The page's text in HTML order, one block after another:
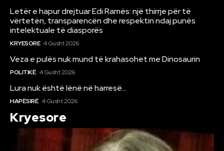
Letër e hapur drejtuar Edi Ramës: një thirrje për të
vërtetën, transparencën dhe respektin ndaj punës
intelektuale të diasporës
KRYESORE 4 Gusht 2026
Veza e pulës nuk mund të krahasohet me Dinosaurin
POLITIKË 4 Gusht 2026
Lura nuk është lënë në harresë…
HAPËSIRË 4 Gusht 2026
Kryesore